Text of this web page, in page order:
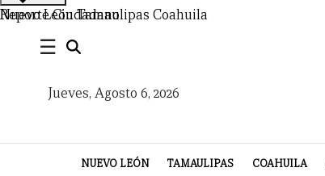
Nuevo LeónTamaulipas Coahuila
Reporte Ciudadano
☰
Jueves, Agosto 6, 2026
NUEVO LEÓN TAMAULIPAS COAHUILA
NUEVO
LEÓN
TAMAULIPAS
COAHUILA
NACIONAL
INTERNACIONAL
FINANZAS
OPINIÓN
DEPORTES
ESPECTÁCULOS
TENDENCIA
ESTILO
DE
VIDA
PODCAST
CONTACTO
NEWSLETTER
HEMEROTECA
SUPLEMENTOS